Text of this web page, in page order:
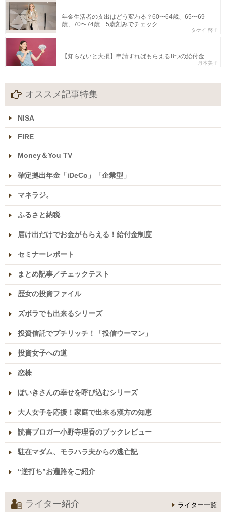
年金生活者の支出はどう変わる？60〜64歳、65〜69
歳、70〜74歳…5歳刻みでチェック
タケイ 啓子
【知らないと大損】申請すればもらえる8つの給付金
舟本美子
オススメ記事特集
NISA
FIRE
Money＆You TV
確定拠出年金「iDeCo」「企業型」
マネラジ。
ふるさと納税
届け出だけでお金がもらえる！給付金制度
セミナーレポート
まとめ記事／チェックテスト
歴女の投資ファイル
ズボラでも出来るシリーズ
投資信託でプチリッチ！「投信ウーマン」
投資女子への道
恋株
ぽいきさんの幸せを呼び込むシリーズ
大人女子を応援！家庭で出来る漢方の知恵
読書ブロガー小野寺理香のブックレビュー
駐在マダム、モラハラ夫からの逃亡記
“逆打ち”お遍路をご紹介
ライター紹介 ライター一覧